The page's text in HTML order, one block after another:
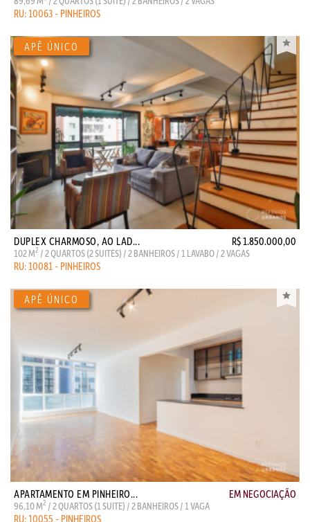
RU: 10063 - PINHEIROS
DUPLEX CHARMOSO, AO LAD... R$ 1.850.000,00
102 M2 / 2 QUARTOS (2 SUITES) / 2 BANHEIROS / 1 LAVABO / 2 VAGAS
RU: 10081 - PINHEIROS
APARTAMENTO EM PINHEIRO... EM NEGOCIAÇÃO
96,10 M2 / 2 QUARTOS (1 SUITE) / 2 BANHEIROS / 1 VAGA
RU: 10055 - PINHEIROS